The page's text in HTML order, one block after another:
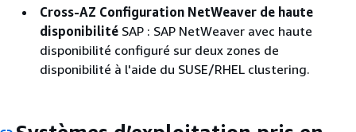
Cross-AZ Configuration NetWeaver de haute
disponibilité SAP : SAP NetWeaver avec haute
disponibilité configuré sur deux zones de
disponibilité à l'aide du SUSE/RHEL clustering.